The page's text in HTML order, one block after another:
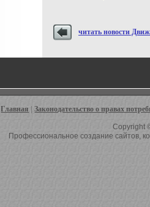
читать новости
Главная Законодательство о правах
Copyright
Профессиональное создание сайтов,